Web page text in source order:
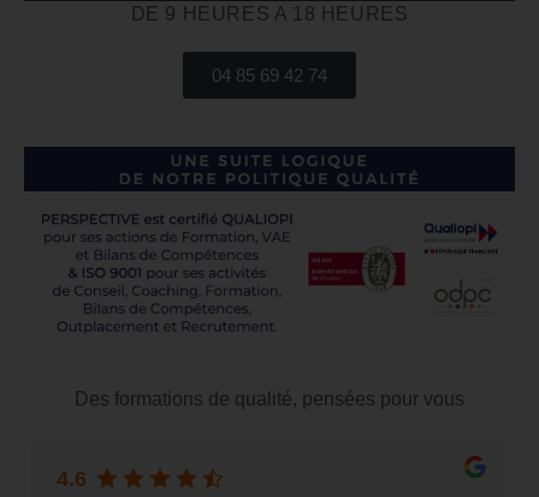
DE 9 HEURES A 18 HEURES
04 85 69 42 74
Des formations de qualité, pensées pour vous
4.6